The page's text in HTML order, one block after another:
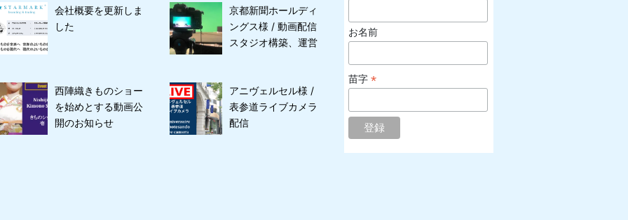
会社概要を更新しま
した
西陣織きものショー
を始めとする動画公
開のお知らせ
京都新聞ホールディ
ングス様 / 動画配信
スタジオ構築、運営
アニヴェルセル様 /
表参道ライブカメラ
配信
お名前
苗字*